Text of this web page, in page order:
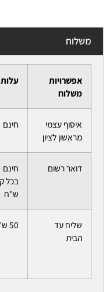
משלוח
אפשרויות
משלוח
עלות
איסוף עצמי
מראשון לציון
חינם
דואר רשום
חינם
ש"ח
שליח עד
הבית
50 ש"ח